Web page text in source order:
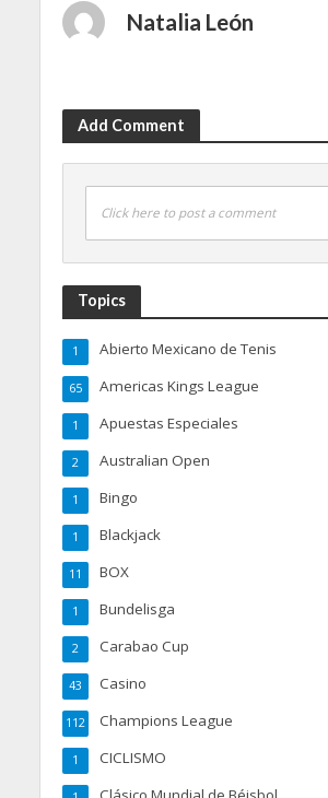
Natalia León
Add Comment
Click here to post a comment
Topics
Abierto Mexicano de Tenis
1
Americas Kings League
65
Apuestas Especiales
1
Australian Open
2
Bingo
1
Blackjack
1
BOX
11
Bundelisga
1
Carabao Cup
2
Casino
43
Champions League
112
CICLISMO
1